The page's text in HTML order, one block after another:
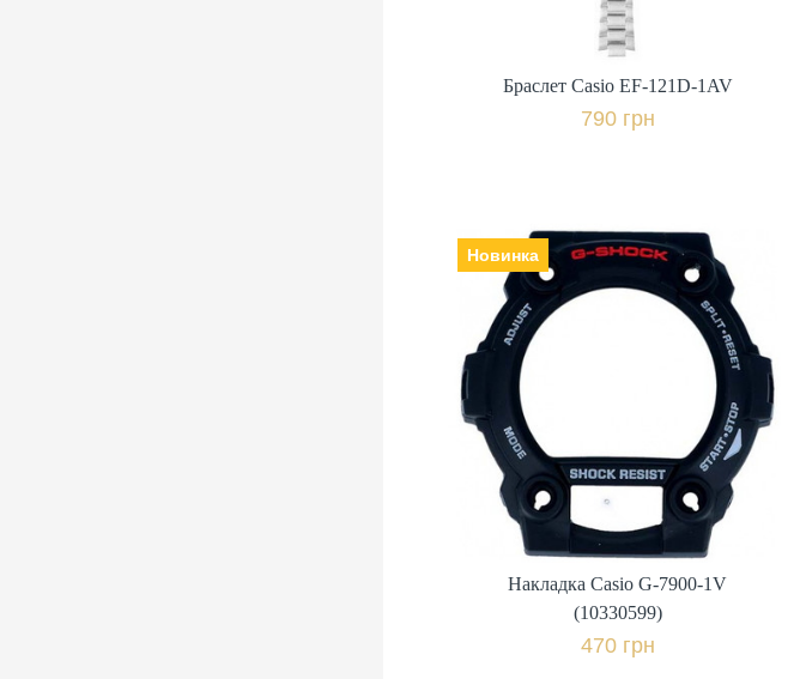
+ порівняти
Купити в 1 клік
Браслет Casio EF-121D-1AV
790 грн
Новинка
Накладка Casio G-7900-1V
470 грн.
+ порівняти
Купити в 1 клік
Накладка Casio G-7900-1V
(10330599)
470 грн